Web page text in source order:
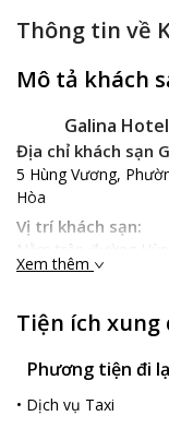
Thông tin về
Mô tả khách
Galina
Địa chỉ khách sạn
5 Hùng Vương,
Hòa
Vị trí khách sạn:
Nằm trên đường
Trang xinh đẹp 5
với du khách.
Galina Hotel & Spa
thiết kế lấy cảm
đêm xô bờ, kết
Xem thêm
Tiện ích xung
Phương tiện đi
• Dịch vụ Taxi